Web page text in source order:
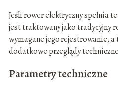
Jeśli rower elektryczny spełnia
jest traktowany jako tradycyjny
wymagane jego rejestrowanie,
dodatkowe przeglądy
Parametry techniczne